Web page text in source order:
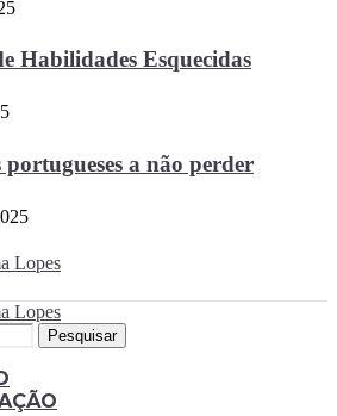
Habilidades Esquecidas
a não perder
Pesquisar